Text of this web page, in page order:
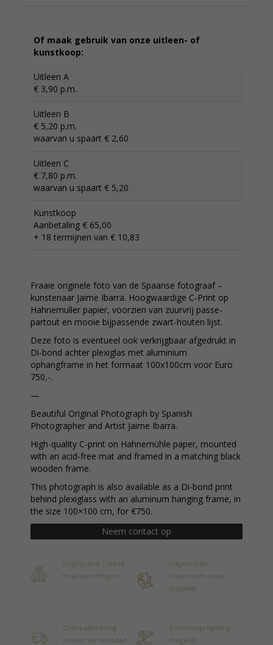
Of maak gebruik van onze uitleen- of
kunstkoop:
Uitleen A
€ 3,90 p.m.
Uitleen B
€ 5,20 p.m.
waarvan u spaart € 2,60
Uitleen C
€ 7,80 p.m.
waarvan u spaart € 5,20
Kunstkoop
Aanbetaling € 65,00
+ 18 termijnen van € 10,83
Fraaie originele foto van de Spaanse fotograaf –
kunstenaar Jaime Ibarra. Hoogwaardige C-Print op
Hahnemuller papier, voorzien van zuurvrij passe-
partout en mooie bijpassende zwart-houten lijst.
Deze foto is eventueel ook verkrijgbaar afgedrukt in
Di-bond achter plexiglas met aluminium
ophangframe in het formaat 100x100cm voor Euro
750,-.
—
Beautiful Original Photograph by Spanish
Photographer and Artist Jaime Ibarra.
High-quality C-print on Hahnemühle paper, mounted
with an acid-free mat and framed in a matching black
wooden frame.
This photograph is also available as a Di-bond print
behind plexiglass with an aluminum hanging frame, in
the size 100×100 cm, for €750.
Neem contact op
Vrijblijvend 1 week
thuis bezichtigen
Uitgebreide
huurconstructies
mogelijk
Gratis aflevering
binnen de randstad
Kunstkoopregeling
mogelijk